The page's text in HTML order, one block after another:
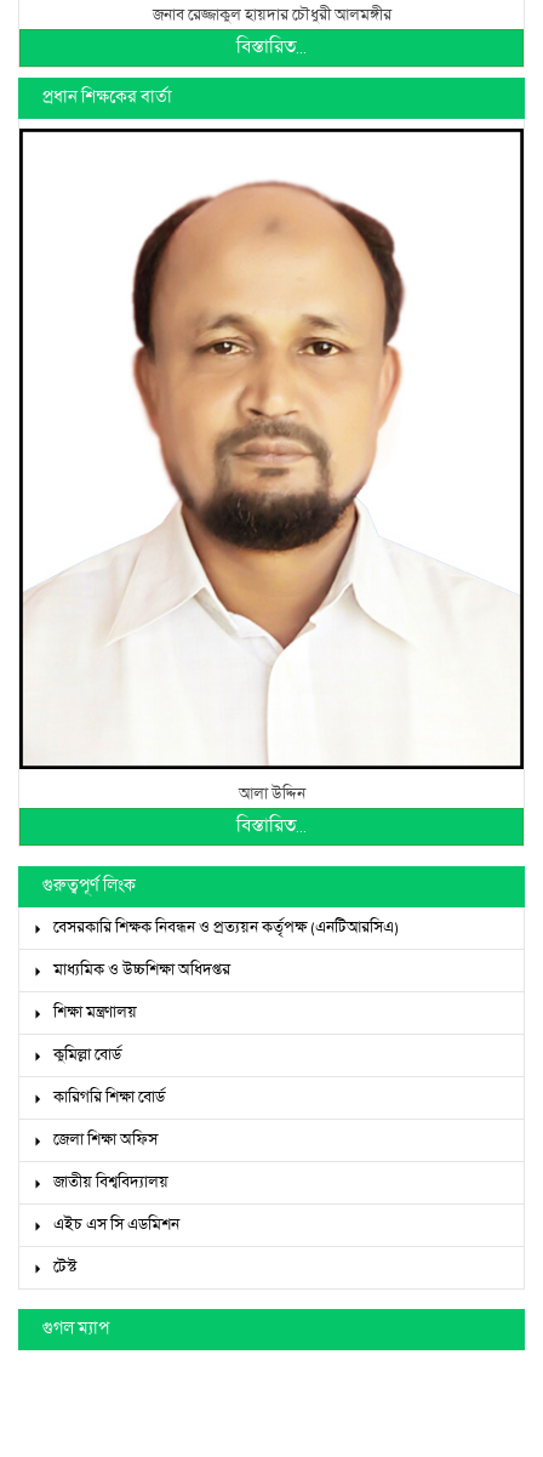
জনাব রেজ্জাকুল হায়দার চৌধুরী আলমঙ্গীর
বিস্তারিত...
প্রধান শিক্ষকের বার্তা
আলা উদ্দিন
বিস্তারিত...
গুরুত্বপূর্ণ লিংক
বেসরকারি শিক্ষক নিবন্ধন ও প্রত্যয়ন কর্তৃপক্ষ (এনটিআরসিএ)
মাধ্যমিক ও উচ্চশিক্ষা অধিদপ্তর
শিক্ষা মন্ত্রণালয়
কুমিল্লা বোর্ড
কারিগরি শিক্ষা বোর্ড
জেলা শিক্ষা অফিস
জাতীয় বিশ্ববিদ্যালয়
এইচ এস সি এডমিশন
টেস্ট
গুগল ম্যাপ